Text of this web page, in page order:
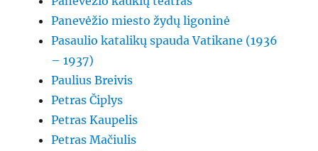
Panevėžio miesto žydų ligoninė
Pasaulio katalikų spauda Vatikane (1936
– 1937)
Paulius Breivis
Petras Čiplys
Petras Kaupelis
Petras Mačiulis